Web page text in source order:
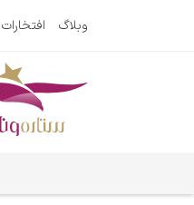
وبلاگ افتخارات